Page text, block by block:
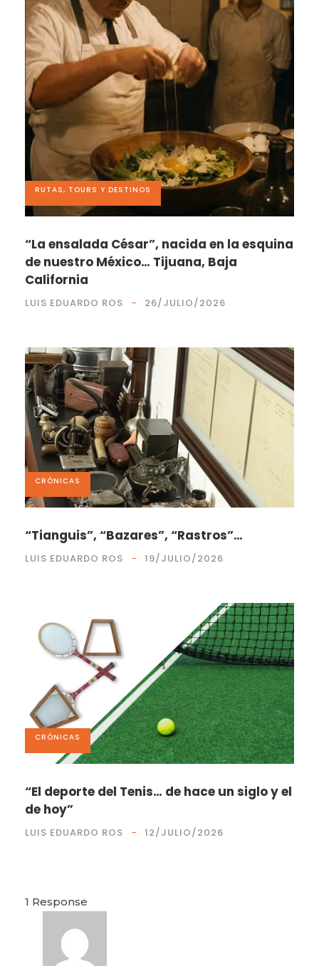
RUTAS, TOURS Y DESTINOS
“La ensalada César”, nacida en la esquina
de nuestro México… Tijuana, Baja
California
LUIS EDUARDO ROS 26/JULIO/2026
CRÓNICAS
“Tianguis”, “Bazares”, “Rastros”…
LUIS EDUARDO ROS 19/JULIO/2026
CRÓNICAS
“El deporte del Tenis… de hace un siglo y el
de hoy”
LUIS EDUARDO ROS 12/JULIO/2026
1 Response